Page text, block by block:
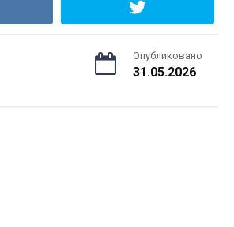
Опубликовано
31.05.2026